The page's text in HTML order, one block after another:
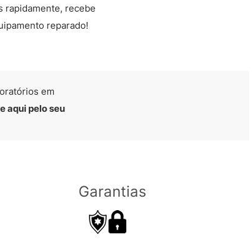
rapidamente, recebe
reparado!
em
aqui pelo seu
Garantias